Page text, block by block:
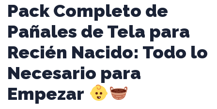
Pack Completo de
Pañales de Tela para
Recién Nacido: Todo lo
Necesario para
Empezar